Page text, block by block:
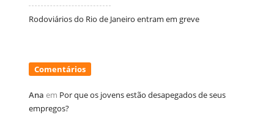
Rodoviários do Rio de Janeiro entram em greve
Comentários
Ana em Por que os jovens estão desapegados de seus
empregos?